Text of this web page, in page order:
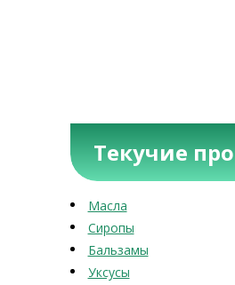
Текучие
Масла
Сиропы
Бальзамы
Уксусы